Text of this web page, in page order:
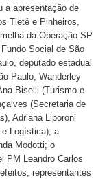
a apresentação de
Tietê e Pinheiros,
da Operação SP
Social de São
deputado estadual
Paulo, Wanderley
Biselli (Turismo e
(Secretaria de
Adriana Liporoni
e Logística); a
Modotti; o
PM Leandro Carlos
representantes